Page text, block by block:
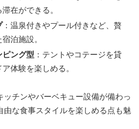
在ができる。
：温泉付きやプール付きなど、贅
泊施設。
ピング型 ：テントやコテージを貸
体験を楽しめる。
ッチンやバーベキュー設備が備わっ
由な食事スタイルを楽しめる点も魅